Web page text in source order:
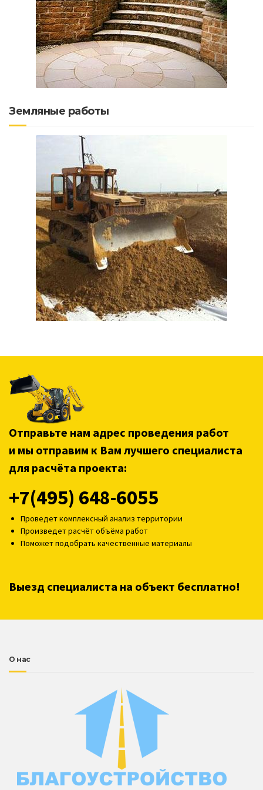
Земляные работы
Отправьте нам адрес проведения работ
и мы отправим к Вам лучшего специалиста
для расчёта проекта:
+7(495) 648-6055
Проведет комплексный анализ территории
Произведет расчёт объёма работ
Поможет подобрать качественные материалы
Выезд специалиста на объект бесплатно!
О нас